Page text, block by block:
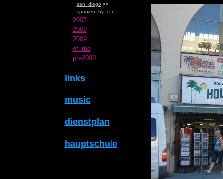
san_diego <<
spanien_by_car
2007
2008
2009
of_me
pre2000
links
music
dienstplan
hauptschule